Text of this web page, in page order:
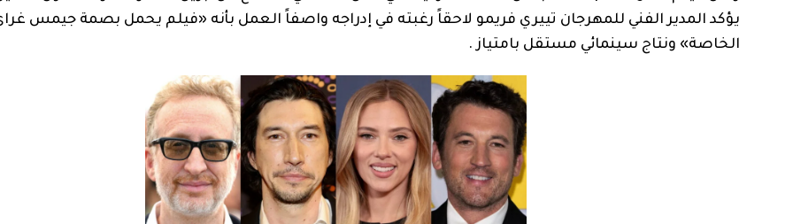
يؤكد المدير الفني للمهرجان تييري فريمو لاحقاً رغبته في إدراجه واصفاً العمل بأنه «فيلم يحمل بصمة جيمس
الخاصة» ونتاج سينمائي مستقل بامتياز .